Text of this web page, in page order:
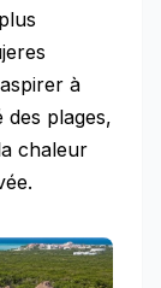
à
des plages,
chaleur